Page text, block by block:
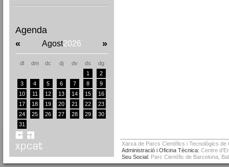
Agenda
«
Agost2026 »
dl dm dc dj dv ds
dg
1
2
3
4 5 6 7 8
9
10
11 12 13 14 15
16
17
18 19 20 21 22
23
24
25 26 27 28 29
30
31
Xarxa de Parcs Científics i Tecnològics
Administració i Oficina Tècnica: Centre
Seu Social: Parc Científic de Barcelona,